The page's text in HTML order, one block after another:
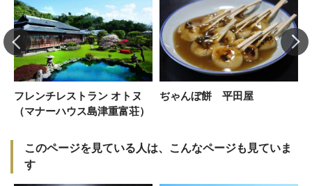
フレンチレストラン オトヌ
（マナーハウス島津重富荘）
ぢゃんぼ餅 平田屋
このページを見ている人は、こんなページも見ていま
す